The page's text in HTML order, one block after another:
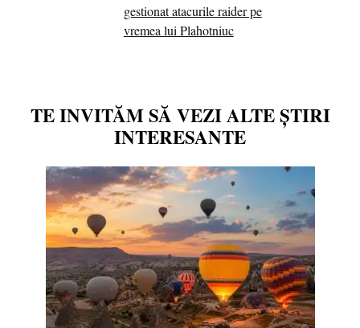
gestionat atacurile raider pe
vremea lui Plahotniuc
TE INVITĂM SĂ VEZI ALTE ȘTIRI
INTERESANTE